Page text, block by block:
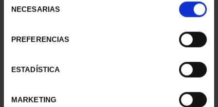
NECESARIAS
PREFERENCIAS
ESTADÍSTICA
MARKETING